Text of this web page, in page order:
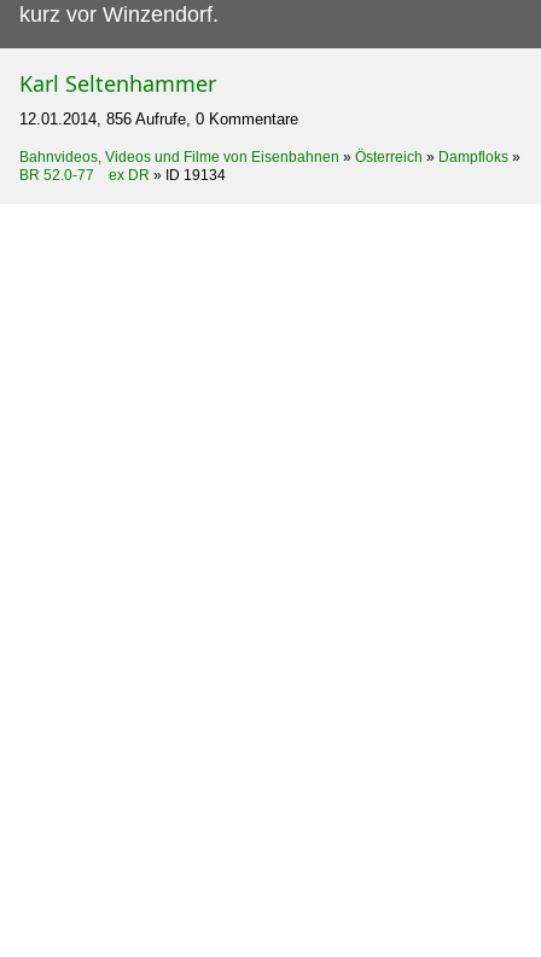
kurz vor Winzendorf.
Karl Seltenhammer
12.01.2014, 856 Aufrufe, 0 Kommentare
Bahnvideos, Videos und Filme von Eisenbahnen » Österreich » Dampfloks »
BR 52.0-77 ex DR » ID 19134